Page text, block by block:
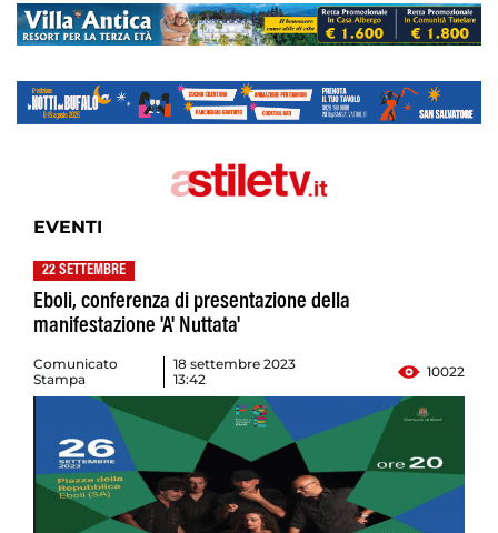
EVENTI
22 SETTEMBRE
Eboli, conferenza di presentazione della
manifestazione 'A' Nuttata'
Comunicato
Stampa
18 settembre 2023
13:42
10022